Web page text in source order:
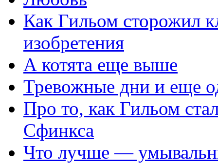
Как Гильом сторожил
изобретения
А котята еще выше
Тревожные дни и еще
Про то, как Гильом
Сфинкса
Что лучше —